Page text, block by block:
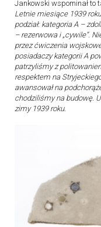
Jankowski wspominał to
Letnie miesiące 1939
podział: kategoria A –
– rezerwowa i „cywile”.
przez ćwiczenia
posiadaczy kategorii A
patrzyliśmy z
respektem na
awansował na
chodziliśmy na budowę.
zimy 1939 roku.